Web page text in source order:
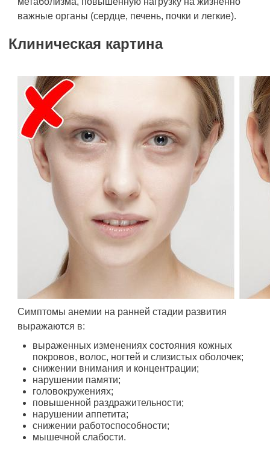
важные органы (сердце, печень, почки и легкие).
Клиническая картина
Симптомы анемии на ранней стадии развития
выражаются в:
выраженных изменениях состояния кожных
покровов, волос, ногтей и слизистых оболочек;
снижении внимания и концентрации;
нарушении памяти;
головокружениях;
повышенной раздражительности;
нарушении аппетита;
снижении работоспособности;
мышечной слабости.